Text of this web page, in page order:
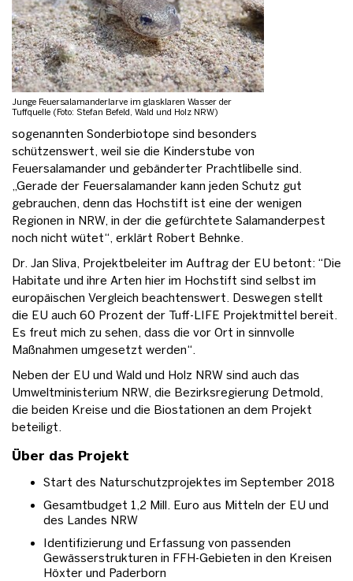
Junge Feuersalamanderlarve im glasklaren Wasser der
Tuffquelle (Foto: Stefan Befeld, Wald und Holz NRW)
sogenannten Sonderbiotope sind besonders
schützenswert, weil sie die Kinderstube von
Feuersalamander und gebänderter Prachtlibelle sind.
„Gerade der Feuersalamander kann jeden Schutz gut
gebrauchen, denn das Hochstift ist eine der wenigen
Regionen in NRW, in der die gefürchtete Salamanderpest
noch nicht wütet“, erklärt Robert Behnke.
Dr. Jan Sliva, Projektbeleiter im Auftrag der EU betont: “Die
Habitate und ihre Arten hier im Hochstift sind selbst im
europäischen Vergleich beachtenswert. Deswegen stellt
die EU auch 60 Prozent der Tuff-LIFE Projektmittel bereit.
Es freut mich zu sehen, dass die vor Ort in sinnvolle
Maßnahmen umgesetzt werden“.
Neben der EU und Wald und Holz NRW sind auch das
Umweltministerium NRW, die Bezirksregierung Detmold,
die beiden Kreise und die Biostationen an dem Projekt
beteiligt.
Über das Projekt
Start des Naturschutzprojektes im September 2018
Gesamtbudget 1,2 Mill. Euro aus Mitteln der EU und
des Landes NRW
Identifizierung und Erfassung von passenden
Gewässerstrukturen in FFH-Gebieten in den Kreisen
Höxter und Paderborn